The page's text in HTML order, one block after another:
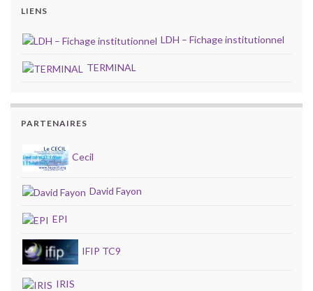
LIENS
LDH – Fichage institutionnel
TERMINAL
PARTENAIRES
Cecil
David Fayon
EPI
IFIP TC9
IRIS